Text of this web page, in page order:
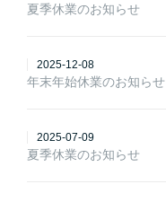
夏季休業のお知らせ
2025-12-08
年末年始休業のお知らせ
2025-07-09
夏季休業のお知らせ